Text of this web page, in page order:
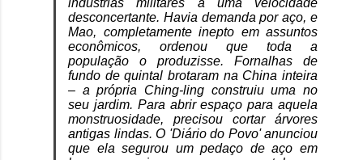
desconcertante. Havia demanda por aço, e
Mao, completamente inepto em assuntos
econômicos, ordenou que toda a
população o produzisse. Fornalhas de
fundo de quintal brotaram na China inteira
– a própria Ching-ling construiu uma no
seu jardim. Para abrir espaço para aquela
monstruosidade, precisou cortar árvores
antigas lindas. O 'Diário do Povo' anunciou
que ela segurou um pedaço de aço em